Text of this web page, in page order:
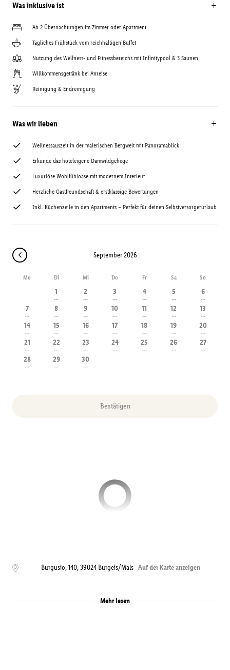
Was inklusive ist
Ab 2 Übernachtungen im Zimmer oder Apartment
Tägliches Frühstück vom reichhaltigen Buffet
Nutzung des Wellness- und Fitnessbereichs mit Infinitypool & 3 Saunen
Willkommensgetränk bei Anreise
Reinigung & Endreinigung
Was wir lieben
Wellnessauszeit in der malerischen Bergwelt mit Panoramablick
Erkunde das hoteleigene Damwildgehege
Luxuriöse Wohlfühloase mit modernem Interieur
Herzliche Gastfreundschaft & erstklassige Bewertungen
Inkl. Küchenzeile in den Apartments – Perfekt für deinen Selbstversorgerurlaub
September 2026
Mo Di Mi Do Fr Sa So
1
---
2
---
3
---
4
---
5
---
6
---
7
---
8
---
9
---
10
---
11
---
12
---
13
---
14
---
15
---
16
---
17
---
18
---
19
---
20
---
21
---
22
---
23
---
24
---
25
---
26
---
27
---
28
---
29
---
30
---
Bestätigen
Burgusio, 140,39024 Burgeis/Mals Auf der Karte anzeigen
Mehr lesen